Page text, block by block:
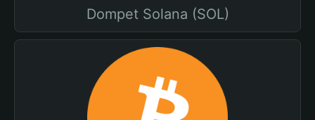
Dompet Solana (SOL)